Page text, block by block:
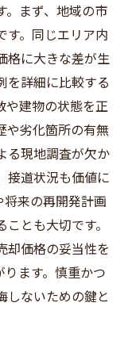
。まず、地域の市
す。同じエリア内
格に大きな差が生
を詳細に比較する
や建物の状態を正
や劣化箇所の有無
る現地調査が欠か
接道状況も価値に
来の再開発計画
とも大切です。
却価格の妥当性を
ます。慎重かつ
しないための鍵と